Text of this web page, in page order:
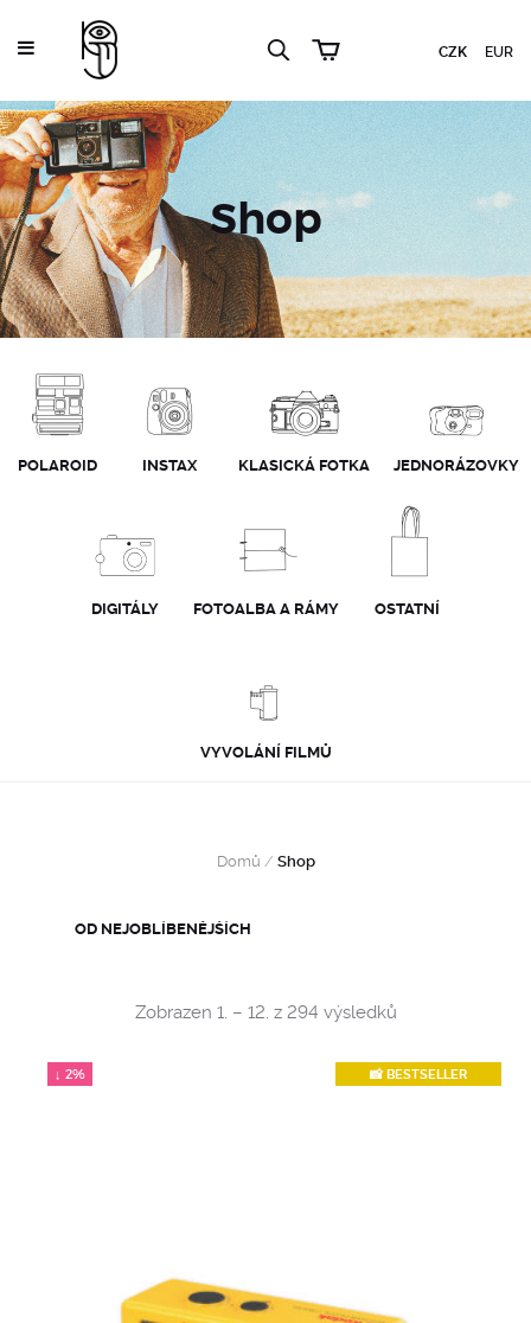
CZK EUR
Shop
POLAROID INSTAX KLASICKÁ FOTKA JEDNORÁZOVKY
DIGITÁLY FOTOALBA A RÁMY OSTATNÍ
VYVOLÁNÍ FILMŮ
Domů / Shop
Zobrazen 1. – 12. z 294 výsledkůSorted
popularity
📸 BESTSELLER
↓ 2%